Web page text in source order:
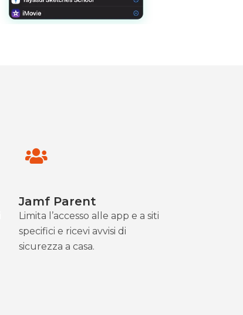
Jamf Parent
Limita l’accesso alle app e a siti
specifici e ricevi avvisi di
sicurezza a casa.